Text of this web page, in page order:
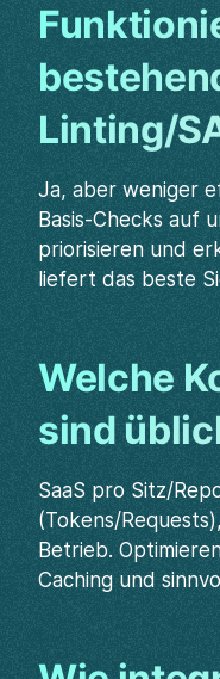
Linting/
Ja, aber weniger
Basis-Checks auf
priorisieren und
liefert das beste
Welche
sind
SaaS pro Sitz/
(Tokens/
Betrieb.
Caching und